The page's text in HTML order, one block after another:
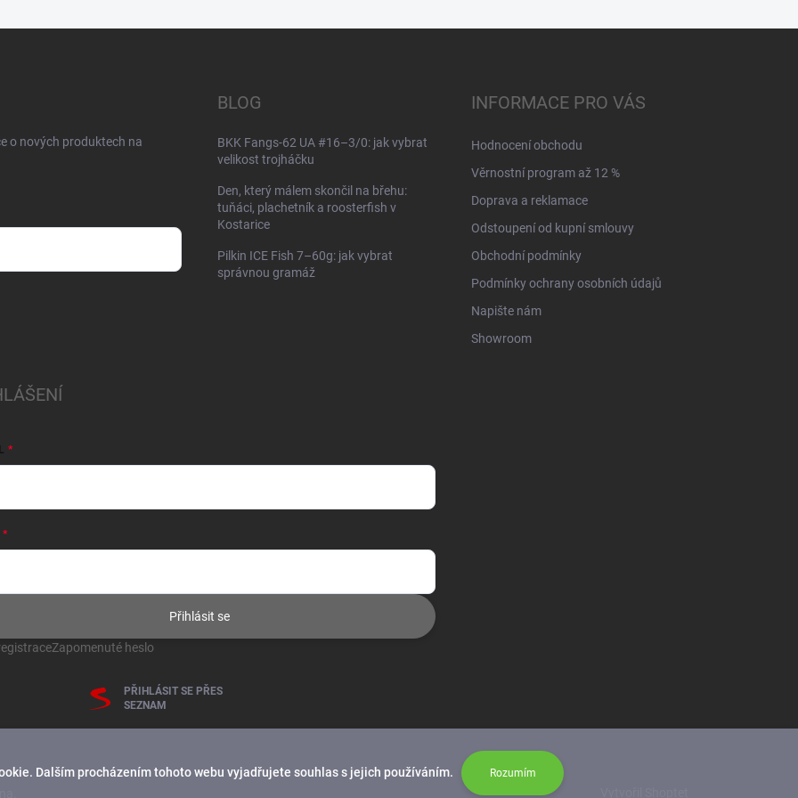
Dalším procházením tohoto webu vyjadřujete souhlas s jejich používáním. Rozumím
o nových produktech na
BLOG
BKK Fangs-62 UA #16–3/0: jak vybrat
velikost trojháčku
Den, který málem skončil na břehu:
tuňáci, plachetník a roosterfish v
Kostarice
Pilkin ICE Fish 7–60g: jak vybrat
správnou gramáž
INFORMACE PRO VÁS
Hodnocení obchodu
Věrnostní program až 12 %
Doprava a reklamace
Odstoupení od kupní smlouvy
Obchodní podmínky
Podmínky ochrany osobních údajů
Napište nám
Showroom
Přihlásit se
Zapomenuté heslo
PŘIHLÁSIT SE PŘES
SEZNAM